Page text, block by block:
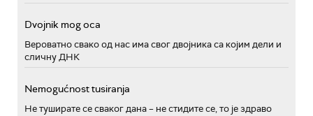
Dvojnik mog oca
Вероватно свако од нас има свог двојника са којим дели и
сличну ДНК
Nemogućnost tusiranja
Не туширате се сваког дана – не стидите се, то је здраво